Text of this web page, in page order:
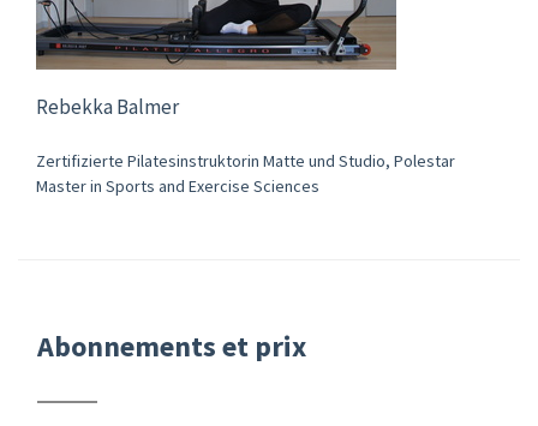
Rebekka Balmer
Zertifizierte Pilatesinstruktorin Matte und Studio, Polestar
Master in Sports and Exercise Sciences
Abonnements et prix